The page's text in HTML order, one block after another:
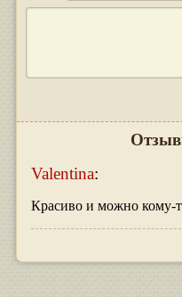
Valentina:
Красиво и можно кому-